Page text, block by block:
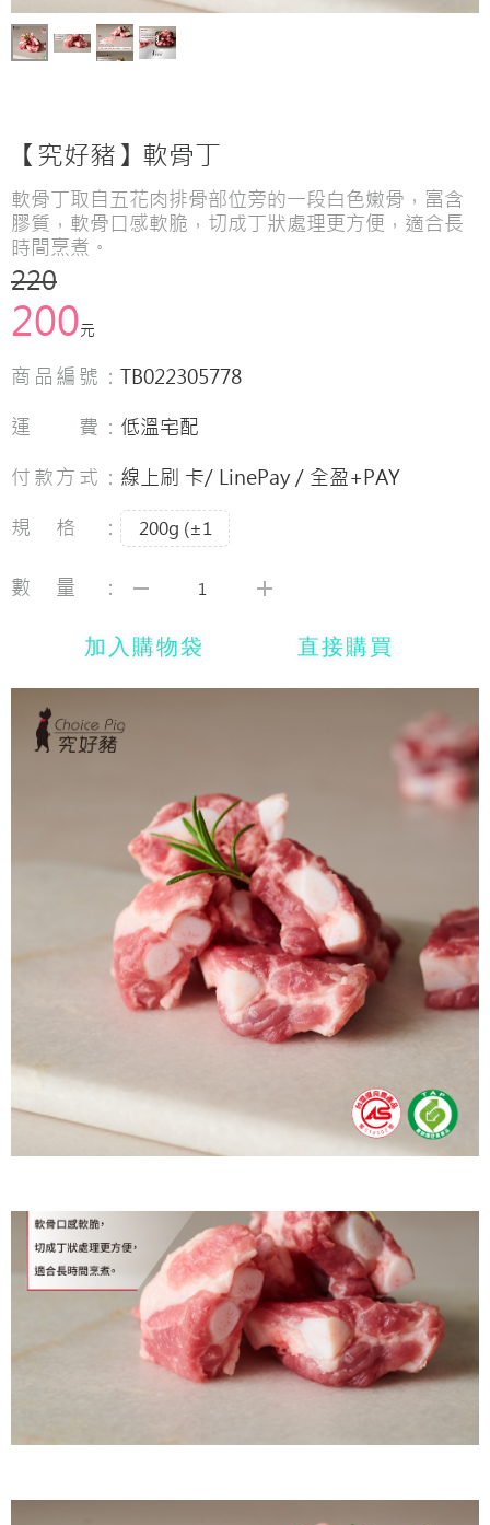
【究好豬】軟骨丁
軟骨丁取自五花肉排骨部位旁的一段白色嫩骨，富含
膠質，軟骨口感軟脆，切成丁狀處理更方便，適合長
時間烹煮。
220
200元
商品編號： TB022305778
運 費： 低溫宅配
付款方式： 線上刷 卡/ LinePay / 全盈+PAY
規格：
200g (±1
數量：
加入購物袋 直接購買